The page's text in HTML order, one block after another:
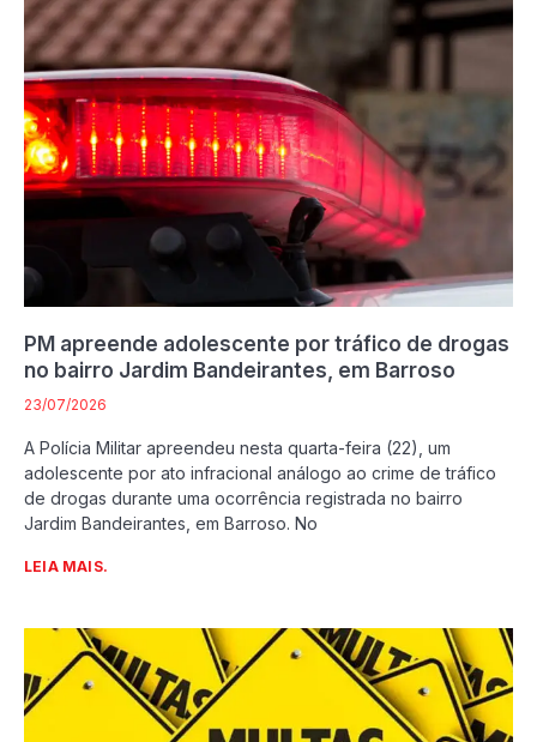
PM apreende adolescente por tráfico de drogas
no bairro Jardim Bandeirantes, em Barroso
23/07/2026
A Polícia Militar apreendeu nesta quarta-feira (22), um
adolescente por ato infracional análogo ao crime de tráfico
de drogas durante uma ocorrência registrada no bairro
Jardim Bandeirantes, em Barroso. No
LEIA MAIS.